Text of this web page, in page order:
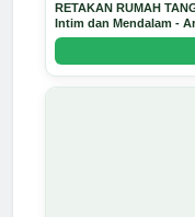
RETAKAN RUMAH
Intim dan Mendalam -